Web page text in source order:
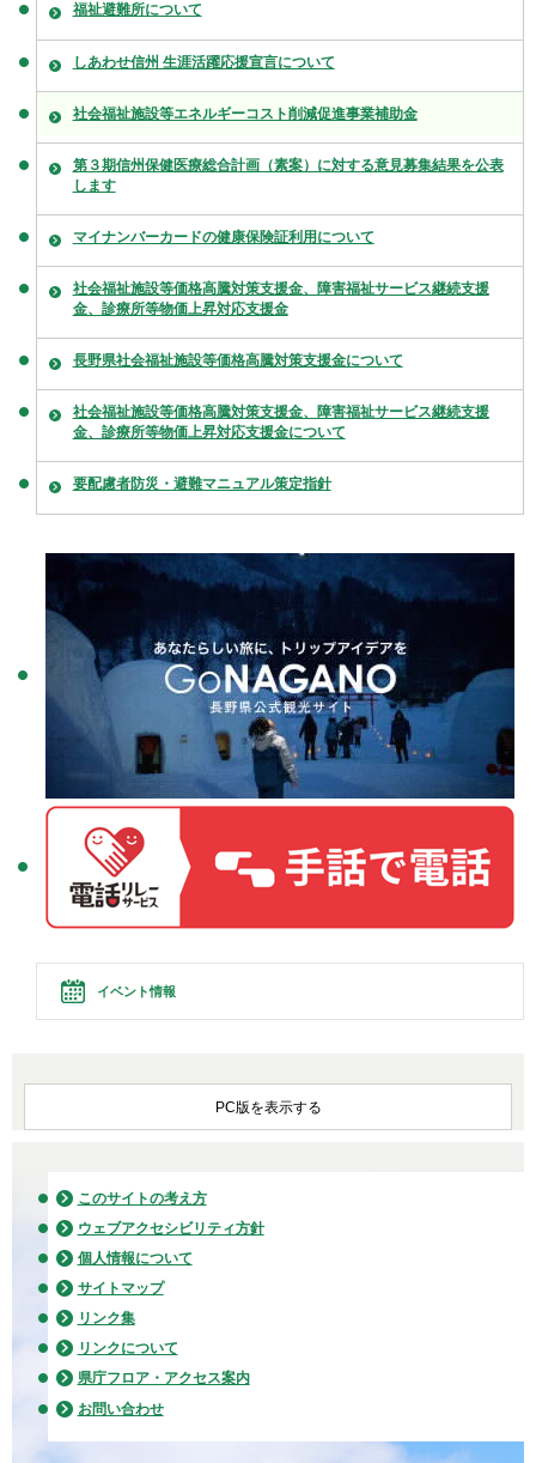
福祉避難所について
しあわせ信州 生涯活躍応援宣言について
社会福祉施設等エネルギーコスト削減促進事業補助金
第３期信州保健医療総合計画（素案）に対する意見募集結果を公表
します
マイナンバーカードの健康保険証利用について
社会福祉施設等価格高騰対策支援金、障害福祉サービス継続支援
金、診療所等物価上昇対応支援金
長野県社会福祉施設等価格高騰対策支援金について
社会福祉施設等価格高騰対策支援金、障害福祉サービス継続支援
金、診療所等物価上昇対応支援金について
要配慮者防災・避難マニュアル策定指針
イベント情報
PC版を表示する
このサイトの考え方
ウェブアクセシビリティ方針
個人情報について
サイトマップ
リンク集
リンクについて
県庁フロア・アクセス案内
お問い合わせ